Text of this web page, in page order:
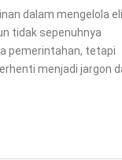
dalam mengelola
tidak sepenuhnya
pemerintahan, tetapi
menjadi jargon